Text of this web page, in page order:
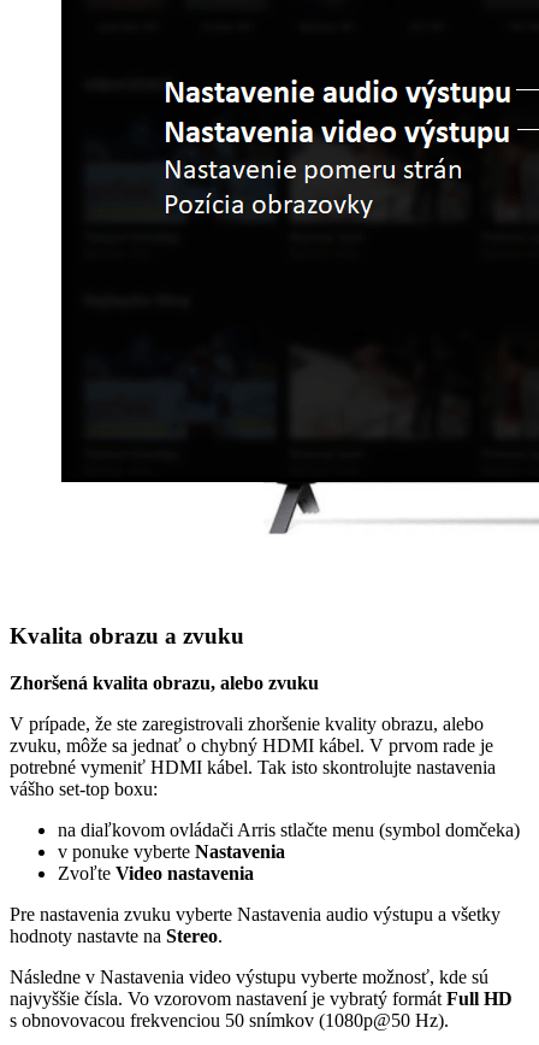
Kvalita obrazu a zvuku
Zhoršená kvalita obrazu, alebo zvuku
V prípade, že ste zaregistrovali zhoršenie kvality obrazu, alebo
zvuku, môže sa jednať o chybný HDMI kábel. V prvom rade je
potrebné vymeniť HDMI kábel. Tak isto skontrolujte nastavenia
vášho set-top boxu:
na diaľkovom ovládači Arris stlačte menu (symbol domčeka)
v ponuke vyberte Nastavenia
Zvoľte Video nastavenia
Pre nastavenia zvuku vyberte Nastavenia audio výstupu a všetky
hodnoty nastavte na Stereo.
Následne v Nastavenia video výstupu vyberte možnosť, kde sú
najvyššie čísla. Vo vzorovom nastavení je vybratý formát Full HD
s obnovovacou frekvenciou 50 snímkov (1080p@50 Hz).